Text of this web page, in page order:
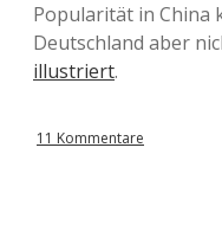
Popularität in China
Deutschland aber
illustriert.
11 Kommentare